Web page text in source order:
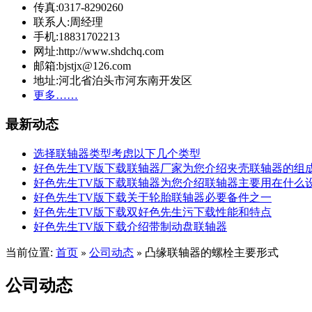
传真:0317-8290260
联系人:周经理
手机:18831702213
网址:http://www.shdchq.com
邮箱:bjstjx@126.com
地址:河北省泊头市河东南开发区
更多……
最新动态
选择联轴器类型考虑以下几个类型
好色先生TV版下载联轴器厂家为您介绍夹壳联轴器的组
好色先生TV版下载联轴器为您介绍联轴器主要用在什么
好色先生TV版下载关于轮胎联轴器必要备件之一
好色先生TV版下载双好色先生污下载性能和特点
好色先生TV版下载介绍带制动盘联轴器
当前位置: 首页 » 公司动态 » 凸缘联轴器的螺栓主要形式
公司动态